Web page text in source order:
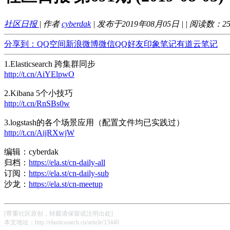
社区日报 | 作者cyberdak | 发布于2019年08月05日 | | 阅读数：
分享到： QQ空间新浪微博微信QQ好友印象笔记有道云笔记
1.Elasticsearch 跨集群同步
http://t.cn/AiYElpwO
2.Kibana 5个小技巧
http://t.cn/RnSBs0w
3.logstash的各个场景应用（配置文件均已实践过）
http://t.cn/AijRXwjW
编辑：cyberdak
归档： https://ela.st/cn-daily-all
订阅： https://ela.st/cn-daily-sub
沙龙： https://ela.st/cn-meetup
[尊重社区原创，转载请保留或注明出处]
本文地址：http://elasticsearch.cn/article/13440